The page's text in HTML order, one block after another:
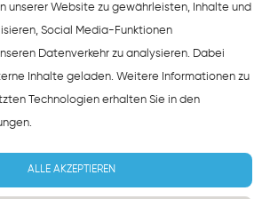
unserer Website zu gewährleisten, Inhalte und
Social Media-Funktionen
Datenverkehr zu analysieren. Dabei
Inhalte geladen. Weitere Informationen zu
Technologien erhalten Sie in den
.
ALLE AKZEPTIEREN